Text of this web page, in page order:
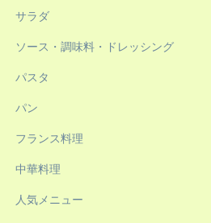
サラダ
ソース・調味料・ドレッシング
パスタ
パン
フランス料理
中華料理
人気メニュー